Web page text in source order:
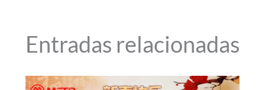
Entradas relacionadas